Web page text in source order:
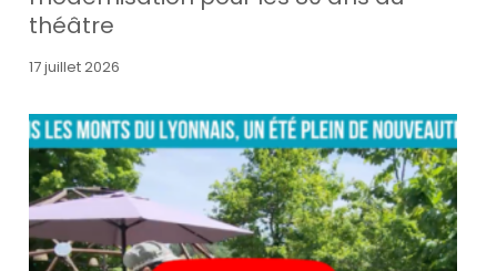
théâtre
17 juillet 2026